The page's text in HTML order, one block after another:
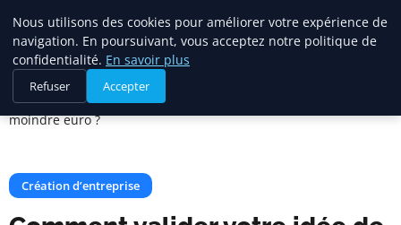
Citelya
Accueil
Création d’entreprise
Comment valider votre idée de business avant d’investir le
moindre euro ?
Création d’entreprise
Nous utilisons des cookies pour améliorer votre expérience de
navigation. En poursuivant, vous acceptez notre politique de
confidentialité. En savoir plus
Refuser Accepter